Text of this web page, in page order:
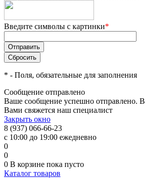
Введите символы с картинки*
* - Поля, обязательные для заполнения
Сообщение отправлено
Ваше сообщение успешно отправлено.
Вами свяжется наш специалист
Закрыть окно
8 (937) 066-66-23
с 10:00 до 19:00 ежедневно
0
0
0 В корзине пока пусто
Каталог товаров